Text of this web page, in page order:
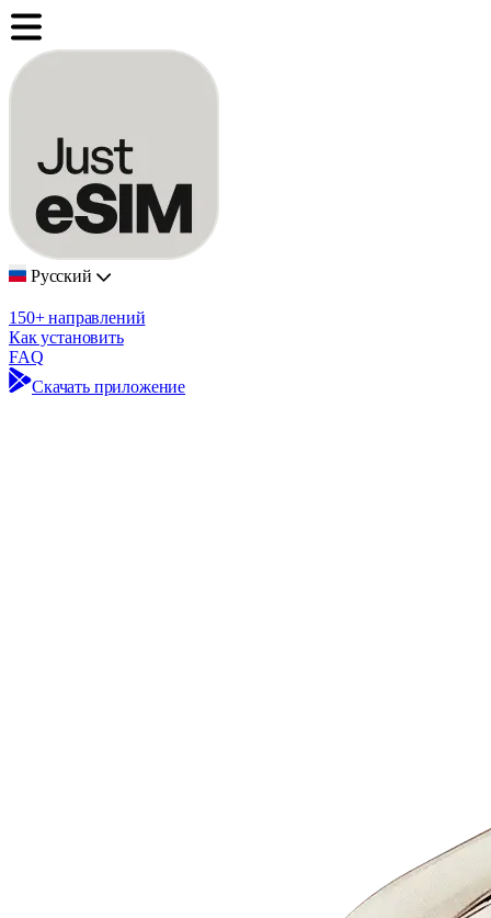
Русский
150+ направлений
Как установить
FAQ
Скачать приложение